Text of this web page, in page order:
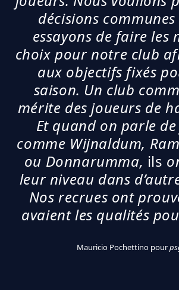
décisions
essayons de faire les
choix pour notre club
aux objectifs fixés
saison. Un club
mérite des joueurs de
Et quand on parle
comme Wijnaldum,
ou Donnarumma, ils
leur niveau dans
Nos recrues ont
avaient les qualités
Mauricio Pochettino pour